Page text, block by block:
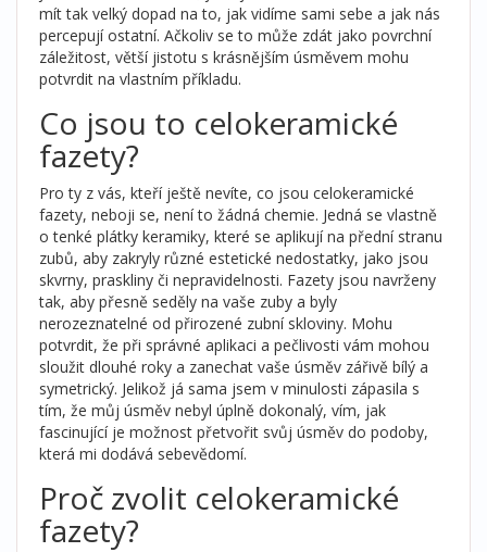
mít tak velký dopad na to, jak vidíme sami sebe a jak nás
percepují ostatní. Ačkoliv se to může zdát jako povrchní
záležitost, větší jistotu s krásnějším úsměvem mohu
potvrdit na vlastním příkladu.
Co jsou to celokeramické
fazety?
Pro ty z vás, kteří ještě nevíte, co jsou celokeramické
fazety, neboji se, není to žádná chemie. Jedná se vlastně
o tenké plátky keramiky, které se aplikují na přední stranu
zubů, aby zakryly různé estetické nedostatky, jako jsou
skvrny, praskliny či nepravidelnosti. Fazety jsou navrženy
tak, aby přesně seděly na vaše zuby a byly
nerozeznatelné od přirozené zubní skloviny. Mohu
potvrdit, že při správné aplikaci a pečlivosti vám mohou
sloužit dlouhé roky a zanechat vaše úsměv zářivě bílý a
symetrický. Jelikož já sama jsem v minulosti zápasila s
tím, že můj úsměv nebyl úplně dokonalý, vím, jak
fascinující je možnost přetvořit svůj úsměv do podoby,
která mi dodává sebevědomí.
Proč zvolit celokeramické
fazety?